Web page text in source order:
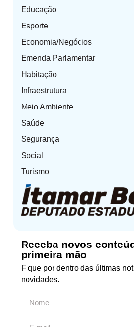
Educação
Esporte
Economia/Negócios
Emenda Parlamentar
Habitação
Infraestrutura
Meio Ambiente
Saúde
Segurança
Social
Turismo
Receba novos
primeira mão
Fique por dentro das últimas
novidades.